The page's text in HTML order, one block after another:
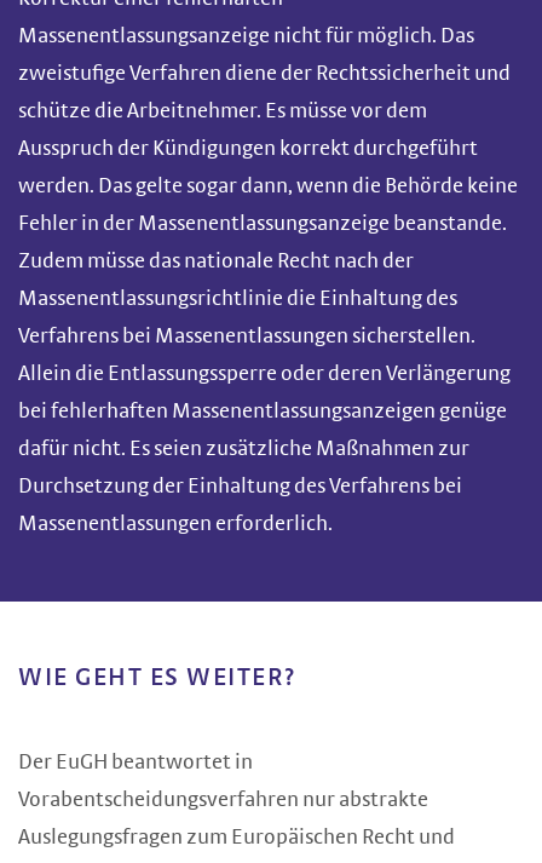
Massenentlassungsanzeige nicht für möglich. Das
zweistufige Verfahren diene der Rechtssicherheit und
schütze die Arbeitnehmer. Es müsse vor dem
Ausspruch der Kündigungen korrekt durchgeführt
werden. Das gelte sogar dann, wenn die Behörde keine
Fehler in der Massenentlassungsanzeige beanstande.
Zudem müsse das nationale Recht nach der
Massenentlassungsrichtlinie die Einhaltung des
Verfahrens bei Massenentlassungen sicherstellen.
Allein die Entlassungssperre oder deren Verlängerung
bei fehlerhaften Massenentlassungsanzeigen genüge
dafür nicht. Es seien zusätzliche Maßnahmen zur
Durchsetzung der Einhaltung des Verfahrens bei
Massenentlassungen erforderlich.
WIE GEHT ES WEITER?
Der EuGH beantwortet in
Vorabentscheidungsverfahren nur abstrakte
Auslegungsfragen zum Europäischen Recht und